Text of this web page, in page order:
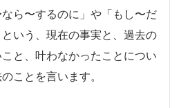
ら〜するのに」や「もし〜だ
いう、現在の事実と、過去の
と、叶わなかったことについ
ことを言います。